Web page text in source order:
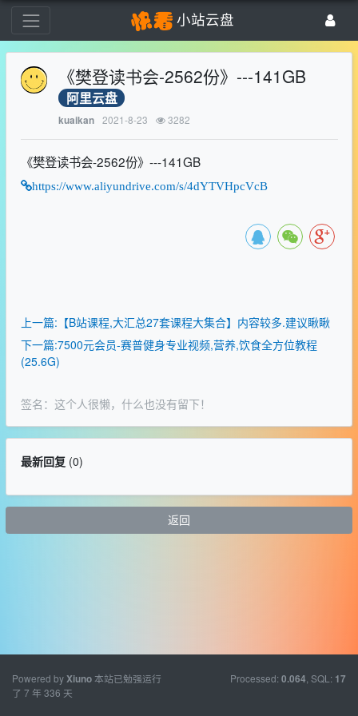
小站云盘
《樊登读书会-2562份》---141GB
阿里云盘
kuaikan 2021-8-23 3282
《樊登读书会-2562份》---141GB
https://www.aliyundrive.com/s/4dYTVHpcVcB
上一篇:【B站课程,大汇总27套课程大集合】内容较多.建议瞅瞅
下一篇:7500元会员-赛普健身专业视频,营养,饮食全方位教程
(25.6G)
签名：这个人很懒，什么也没有留下！
最新回复(0)
返回
Powered byXiuno本站已勉强运行
了 7 年 336 天
Processed: 0.064 , SQL: 17